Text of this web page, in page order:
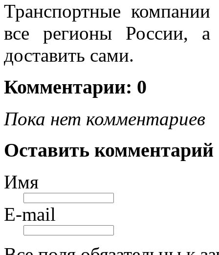
Транспортные компании
все регионы России,
доставить сами.
Комментарии: 0
Пока нет комментариев
Оставить комментарий
Имя
E-mail